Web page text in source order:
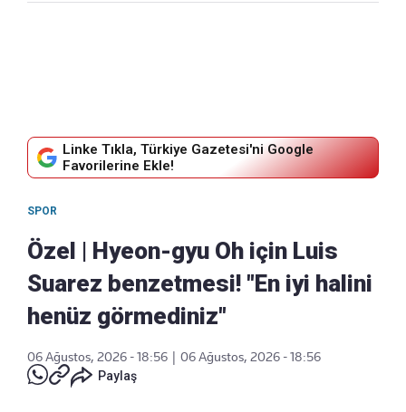
Linke Tıkla, Türkiye Gazetesi'ni Google
Favorilerine Ekle!
SPOR
Özel | Hyeon-gyu Oh için Luis
Suarez benzetmesi! "En iyi halini
henüz görmediniz"
06 Ağustos, 2026 - 18:56
06 Ağustos, 2026 - 18:56
Paylaş